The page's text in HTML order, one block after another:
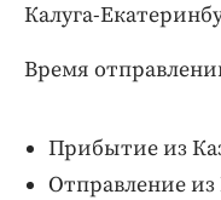
Калуга-
Время
Прибытие из
Отправление из